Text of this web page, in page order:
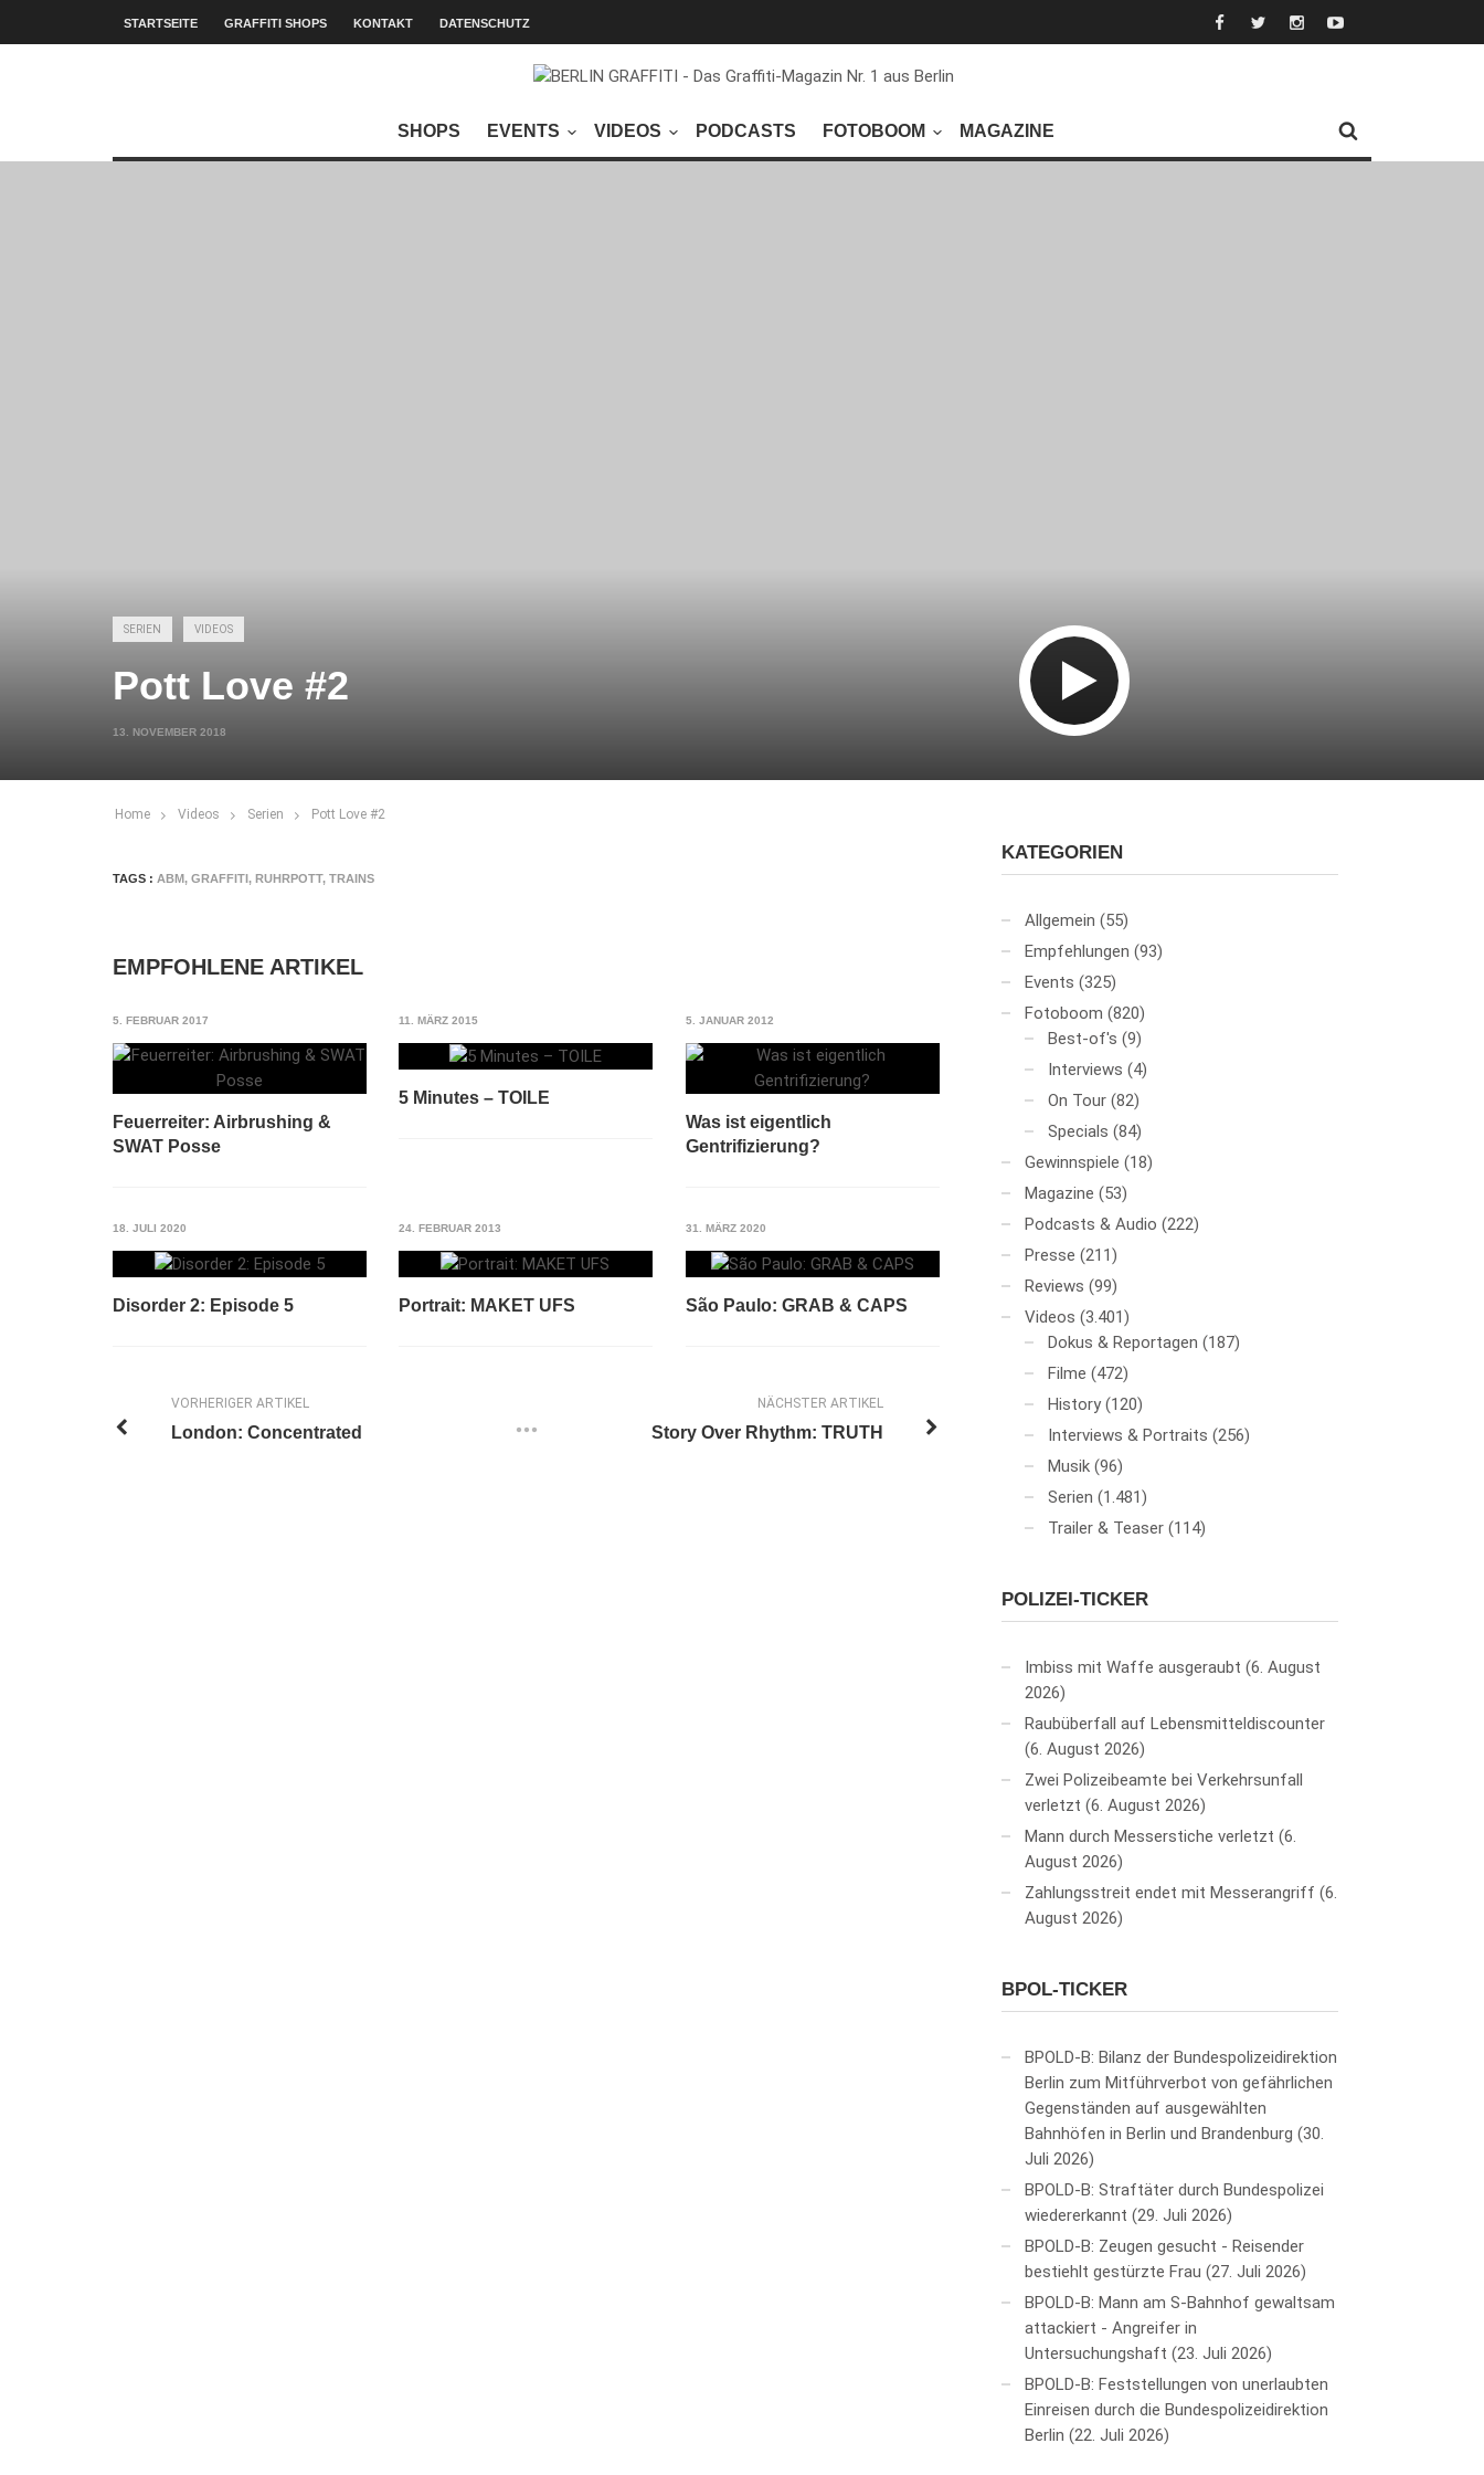
STARTSEITE GRAFFITI SHOPS KONTAKT DATENSCHUTZ
SHOPS EVENTS VIDEOS PODCASTS FOTOBOOM MAGAZINE
SERIEN VIDEOS
Pott Love #2
13. NOVEMBER 2018
Home Videos Serien Pott Love #2
TAGS : ABM, GRAFFITI, RUHRPOTT, TRAINS
EMPFOHLENE ARTIKEL
5. FEBRUAR 2017
Feuerreiter: Airbrushing &
SWAT Posse
11. MÄRZ 2015
5 Minutes – TOILE
5. JANUAR 2012
Was ist eigentlich
Gentrifizierung?
18. JULI 2020
Disorder 2: Episode 5
24. FEBRUAR 2013
Portrait: MAKET UFS
31. MÄRZ 2020
São Paulo: GRAB & CAPS
NÄCHSTER ARTIKEL
Story Over Rhythm: TRUTH
VORHERIGER ARTIKEL
London: Concentrated
KATEGORIEN
Allgemein (55)
Empfehlungen (93)
Events (325)
Fotoboom (820)
Best-of's (9)
Interviews (4)
On Tour (82)
Specials (84)
Gewinnspiele (18)
Magazine (53)
Podcasts & Audio (222)
Presse (211)
Reviews (99)
Videos (3.401)
Dokus & Reportagen (187)
Filme (472)
History (120)
Interviews & Portraits (256)
Musik (96)
Serien (1.481)
Trailer & Teaser (114)
POLIZEI-TICKER
Imbiss mit Waffe ausgeraubt 6. August
2026
Raubüberfall auf Lebensmitteldiscounter
6. August 2026
Zwei Polizeibeamte bei Verkehrsunfall
verletzt 6. August 2026
Mann durch Messerstiche verletzt 6.
August 2026
Zahlungsstreit endet mit Messerangriff 6.
August 2026
BPOL-TICKER
BPOLD-B: Bilanz der Bundespolizeidirektion
Berlin zum Mitführverbot von gefährlichen
Gegenständen auf ausgewählten
Bahnhöfen in Berlin und Brandenburg 30.
Juli 2026
BPOLD-B: Straftäter durch Bundespolizei
wiedererkannt 29. Juli 2026
BPOLD-B: Zeugen gesucht - Reisender
bestiehlt gestürzte Frau 27. Juli 2026
BPOLD-B: Mann am S-Bahnhof gewaltsam
attackiert - Angreifer in
Untersuchungshaft 23. Juli 2026
BPOLD-B: Feststellungen von unerlaubten
Einreisen durch die Bundespolizeidirektion
Berlin 22. Juli 2026